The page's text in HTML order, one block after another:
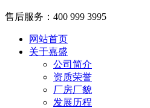
售后服务： 400 999 3995
网站首页
关于嘉盛
公司简介
资质荣誉
厂房厂貌
发展历程